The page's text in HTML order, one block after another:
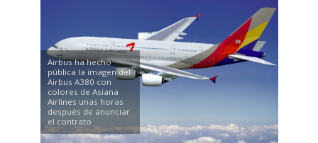
Airbus ha hecho
pública la imagen del
Airbus A380 con
colores de Asiana
Airlines unas horas
después de anunciar
el contrato